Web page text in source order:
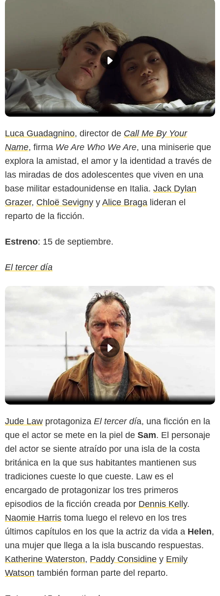
Luca Guadagnino, director de Call Me By Your
Name, firma We Are Who We Are, una miniserie que
explora la amistad, el amor y la identidad a través de
las miradas de dos adolescentes que viven en una
base militar estadounidense en Italia. Jack Dylan
Grazer, Chloë Sevigny y Alice Braga lideran el
reparto de la ficción.
Estreno: 15 de septiembre.
El tercer día
Jude Law protagoniza El tercer día, una ficción en la
que el actor se mete en la piel de Sam. El personaje
del actor se siente atraído por una isla de la costa
británica en la que sus habitantes mantienen sus
tradiciones cueste lo que cueste. Law es el
encargado de protagonizar los tres primeros
episodios de la ficción creada por Dennis Kelly.
Naomie Harris toma luego el relevo en los tres
últimos capítulos en los que la actriz da vida a Helen,
una mujer que llega a la isla buscando respuestas.
Katherine Waterston, Paddy Considine y Emily
Watson también forman parte del reparto.